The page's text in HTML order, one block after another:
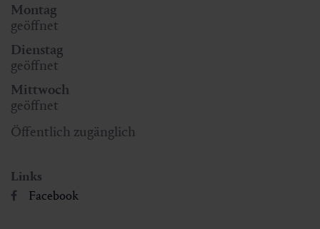
Montag
geöffnet
Dienstag
geöffnet
Mittwoch
geöffnet
Öffentlich zugänglich
Links
Facebook